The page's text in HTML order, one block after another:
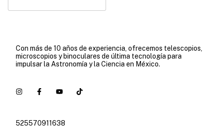
Con más de 10 años de experiencia, ofrecemos telescopios,
microscopios y binoculares de última tecnología para
impulsar la Astronomía y la Ciencia en México.
525570911638